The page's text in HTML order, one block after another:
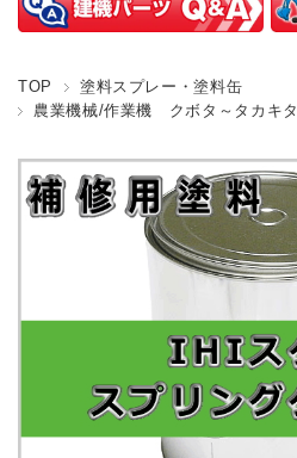
TOP
塗料スプレー・塗料缶
農業機械/作業機 クボタ～タカキタ